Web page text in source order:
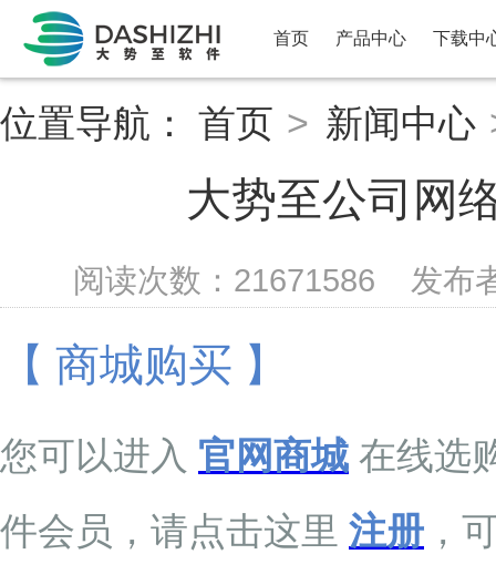
首页 产品中心 下载中
位置导航： 首页 > 新闻中心
大势至公司网
阅读次数： 21671586 发布
【 商城购买 】
您可以进入 官网商城 在线选
件会员，请点击这里 注册 ，